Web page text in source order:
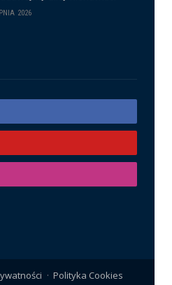
2026
Polityka Cookies